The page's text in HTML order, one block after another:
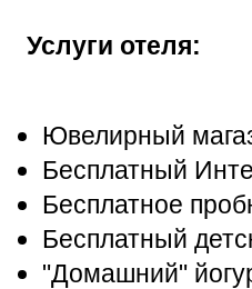
Услуги отеля:
Ювелирный
Бесплатный
Бесплатное
Бесплатный
"Домашний"